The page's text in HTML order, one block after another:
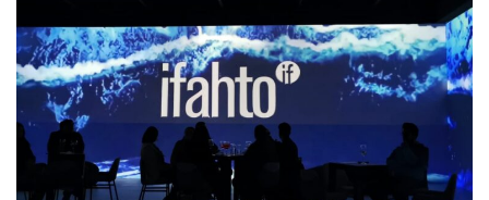
y arduo trabajo para hacer de la
convención de este año una
experiencia inolvidable», afirmó Don
Welsh, presidente y CEO de
Destinations International.